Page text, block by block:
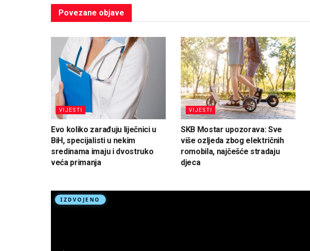
Povezane objave
VIJESTI
Evo koliko zarađuju liječnici u
BiH, specijalisti u nekim
sredinama imaju i dvostruko
veća primanja
VIJESTI
SKB Mostar upozorava: Sve
više ozljeda zbog električnih
romobila, najčešće stradaju
djeca